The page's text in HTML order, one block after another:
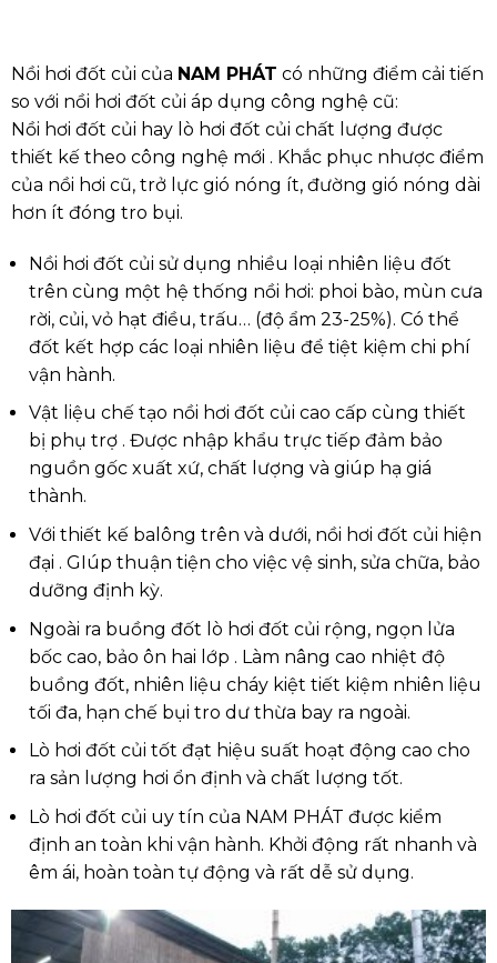
Nồi hơi đốt củi của NAM PHÁT có những điểm cải tiến
so với nồi hơi đốt củi áp dụng công nghệ cũ:
Nồi hơi đốt củi hay lò hơi đốt củi chất lượng được
thiết kế theo công nghệ mới . Khắc phục nhược điểm
của nồi hơi cũ, trở lực gió nóng ít, đường gió nóng dài
hơn ít đóng tro bụi.
Nồi hơi đốt củi sử dụng nhiều loại nhiên liệu đốt
trên cùng một hệ thống nồi hơi: phoi bào, mùn cưa
rời, củi, vỏ hạt điều, trấu… (độ ẩm 23-25%). Có thể
đốt kết hợp các loại nhiên liệu để tiệt kiệm chi phí
vận hành.
Vật liệu chế tạo nồi hơi đốt củi cao cấp cùng thiết
bị phụ trợ . Được nhập khẩu trực tiếp đảm bảo
nguồn gốc xuất xứ, chất lượng và giúp hạ giá
thành.
Với thiết kế balông trên và dưới, nồi hơi đốt củi hiện
đại . GIúp thuận tiện cho việc vệ sinh, sửa chữa, bảo
dưỡng định kỳ.
Ngoài ra buồng đốt lò hơi đốt củi rộng, ngọn lửa
bốc cao, bảo ôn hai lớp . Làm nâng cao nhiệt độ
buồng đốt, nhiên liệu cháy kiệt tiết kiệm nhiên liệu
tối đa, hạn chế bụi tro dư thừa bay ra ngoài.
Lò hơi đốt củi tốt đạt hiệu suất hoạt động cao cho
ra sản lượng hơi ổn định và chất lượng tốt.
Lò hơi đốt củi uy tín của NAM PHÁT được kiểm
định an toàn khi vận hành. Khởi động rất nhanh và
êm ái, hoàn toàn tự động và rất dễ sử dụng.